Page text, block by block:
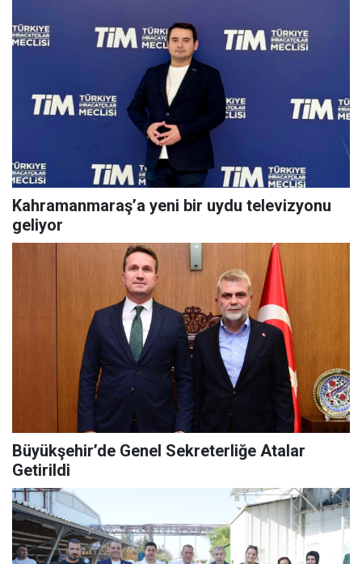
Kahramanmaraş’a yeni bir uydu televizyonu
geliyor
Büyükşehir’de Genel Sekreterliğe Atalar
Getirildi